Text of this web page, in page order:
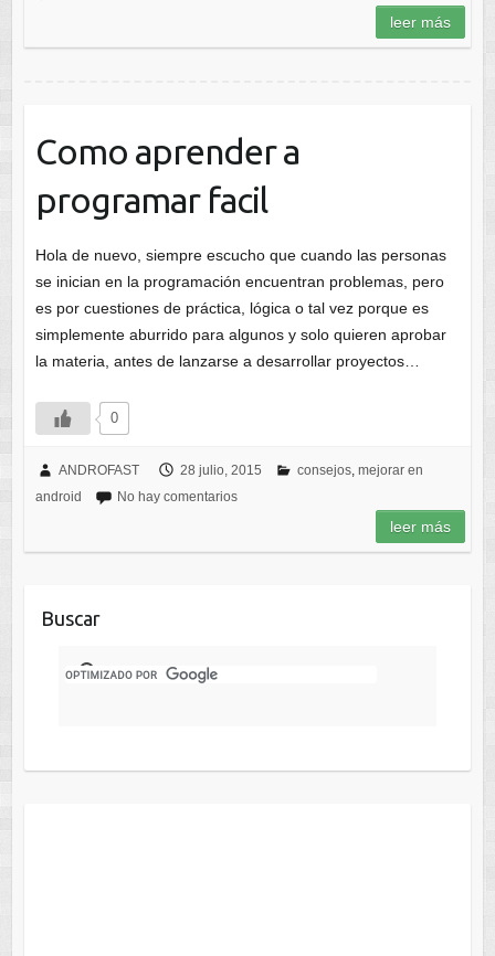
leer más
Como aprender a
programar facil
Hola de nuevo, siempre escucho que cuando las personas
se inician en la programación encuentran problemas, pero
es por cuestiones de práctica, lógica o tal vez porque es
simplemente aburrido para algunos y solo quieren aprobar
la materia, antes de lanzarse a desarrollar proyectos…
0
ANDROFAST 28 julio, 2015 consejos, mejorar en
android
No hay comentarios
leer más
Buscar